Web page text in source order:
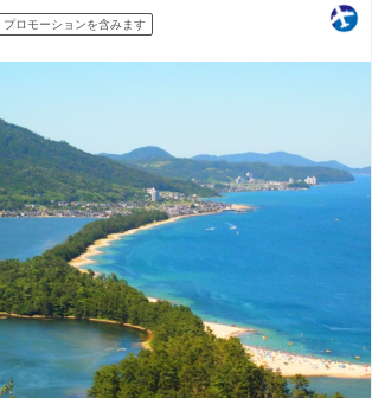
ロモーションを含みます